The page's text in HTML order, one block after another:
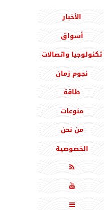
الأخبار
أسواق
تكنولوجيا واتصالات
نجوم زمان
طاقة
منوعات
من نحن
الخصوصية


